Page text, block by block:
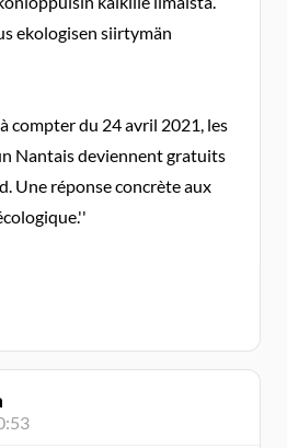
ekologisen siirtymän
compter du 24 avril 2021, les
Nantais deviennent gratuits
Une réponse concrète aux